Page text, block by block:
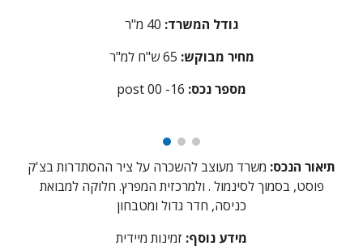
גודל המשרד: 40 מ"ר
מחיר מבוקש: 65ש"ח למ"ר
post 00 -16 :מספר נכס
תיאור הנכס: משרד מעוצב להשכרה על ציר ההסתדרות בצ'ק
פוסט, בסמוך לסינמול . ולמרכזית המפרץ. חלוקה למבואת
כניסה, חדר גדול ומטבחון
מידע נוסף: זמינות מיידית